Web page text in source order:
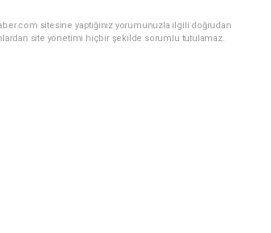
sitesine yaptığınız yorumunuzla ilgili doğrudan
site yönetimi hiçbir şekilde sorumlu tutulamaz.